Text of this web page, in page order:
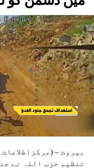
بیروت –
تنظیم حزب اللہ نے